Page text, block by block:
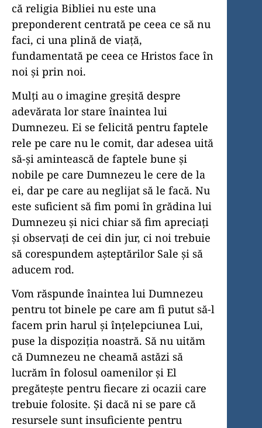
că religia Bibliei nu este una
preponderent centrată pe ceea ce să nu
faci, ci una plină de viață,
fundamentată pe ceea ce Hristos face în
noi și prin noi.
Mulți au o imagine greșită despre
adevărata lor stare înaintea lui
Dumnezeu. Ei se felicită pentru faptele
rele pe care nu le comit, dar adesea uită
să-și amintească de faptele bune și
nobile pe care Dumnezeu le cere de la
ei, dar pe care au neglijat să le facă. Nu
este suficient să fim pomi în grădina lui
Dumnezeu și nici chiar să fim apreciați
și observați de cei din jur, ci noi trebuie
să corespundem așteptărilor Sale și să
aducem rod.
Vom răspunde înaintea lui Dumnezeu
pentru tot binele pe care am fi putut să-l
facem prin harul și înțelepciunea Lui,
puse la dispoziția noastră. Să nu uităm
că Dumnezeu ne cheamă astăzi să
lucrăm în folosul oamenilor și El
pregătește pentru fiecare zi ocazii care
trebuie folosite. Și dacă ni se pare că
resursele sunt insuficiente pentru